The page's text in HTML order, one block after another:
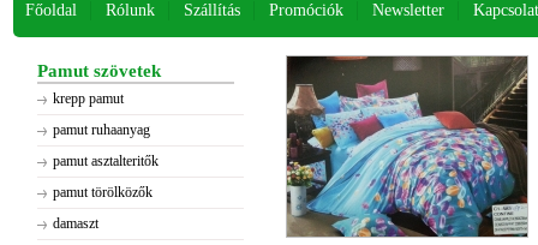
Főoldal Rólunk Szállítás Promóciók Newsletter Kapcsolat
Pamut szövetek
krepp pamut
pamut ruhaanyag
pamut asztalteritők
pamut törölközők
damaszt